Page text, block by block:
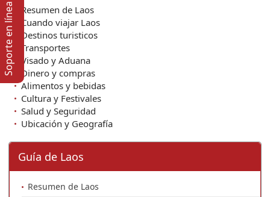
Resumen de Laos
Cuando viajar Laos
Destinos turisticos
Transportes
Visado y Aduana
Dinero y compras
Alimentos y bebidas
Cultura y Festivales
Salud y Seguridad
Ubicación y Geografía
Guía de Laos
Resumen de Laos
Soporte en lí­nea